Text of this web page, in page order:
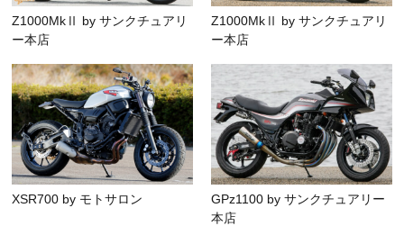
Z1000MkⅡ by サンクチュアリ
ー本店
Z1000MkⅡ by サンクチュアリ
ー本店
XSR700 by モトサロン
GPz1100 by サンクチュアリー
本店